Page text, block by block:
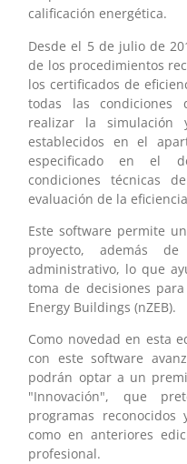
calificación energética.
Desde el 5 de julio de
de los procedimientos
los certificados de
todas las condiciones
realizar la simulación
establecidos en el
especificado en el
condiciones técnicas
evaluación de la
Este software permite
proyecto, además
administrativo, lo que
toma de decisiones
Energy Buildings (nZEB).
Como novedad en esta
con este software
podrán optar a un
"Innovación", que
programas
como en anteriores
profesional.